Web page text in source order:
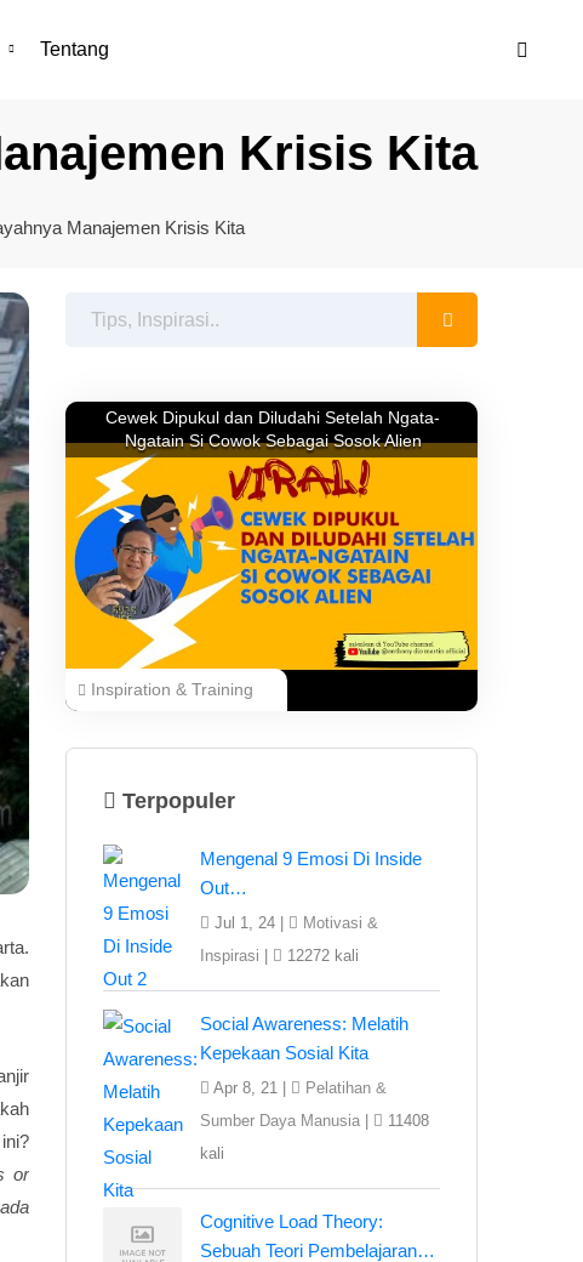
Tentang
Krisis Kita
Manajemen Krisis Kita
or
Cewek Dipukul dan Diludahi Setelah Ngata-
Ngatain Si Cowok Sebagai Sosok Alien
Inspiration & Training
Terpopuler
Mengenal 9 Emosi Di Inside
Out…
Jul 1, 24 |
Motivasi &
Inspirasi
12272 kali
Social Awareness: Melatih
Kepekaan Sosial Kita
Apr 8, 21 |
Pelatihan &
Sumber Daya Manusia
11408
kali
Cognitive Load Theory:
Sebuah Teori Pembelajaran…